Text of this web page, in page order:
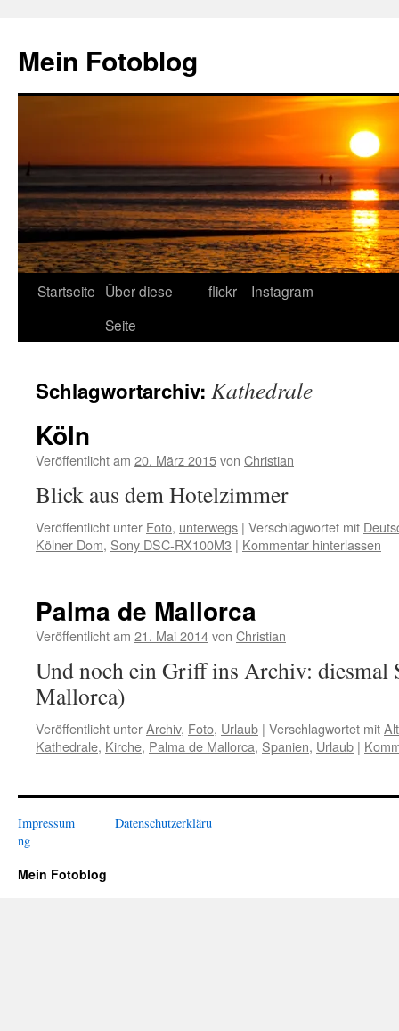
springen
Mein Fotoblog
Startseite Über diese
Seite
flickr Instagram
Schlagwortarchiv: Kathedrale
Köln
Veröffentlicht am 20. März 2015von Christian
Blick aus dem Hotelzimmer
Veröffentlicht unter Foto, unterwegs | Verschlagwortet mit
Kölner Dom, Sony DSC-RX100M3 | Kommentar hinterlassen
Palma de Mallorca
Veröffentlicht am 21. Mai 2014von Christian
Und noch ein Griff ins Archiv: diesmal
Mallorca)
Veröffentlicht unterArchiv, Foto, Urlaub | Verschlagwortet mit
Kathedrale, Kirche, Palma de Mallorca, Spanien, Urlaub |
Impressum
Datenschutzerkläru
ng
Mein Fotoblog